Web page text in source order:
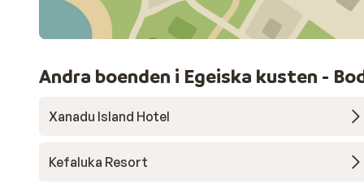
Andra boenden i Egeiska kusten -
Xanadu Island Hotel
Kefaluka Resort